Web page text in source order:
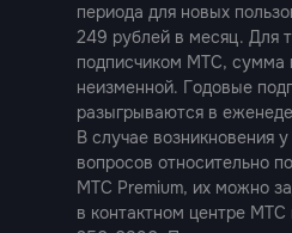
периода для новых
249 рублей в месяц. Для
подписчиком МТС, сумма
неизменной. Годовые
разыгрываются в
В случае возникновения
вопросов относительно
МТС Premium, их можно
в контактном центре